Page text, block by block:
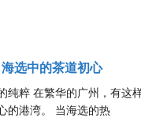
选中的茶道初心
纯粹 在繁华的广州，有
的港湾。 当海选的热